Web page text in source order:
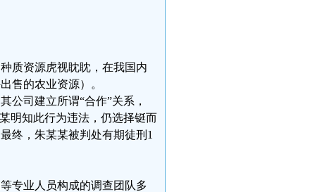
质资源虎视眈眈，在我国内
售的农业资源）。
公司建立所谓“合作”关系，
明知此行为违法，仍选择铤而
终，朱某某被判处有期徒刑1
专业人员构成的调查团队多